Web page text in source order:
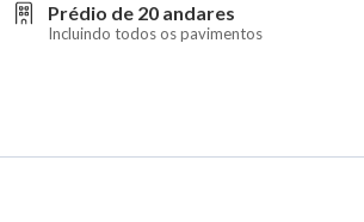
Prédio de 20 andares
Incluindo todos os pavimentos